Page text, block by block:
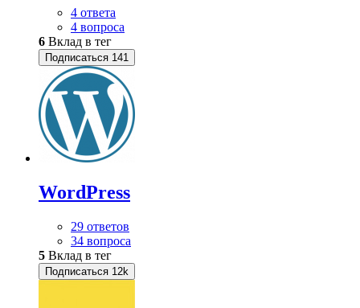
4 ответа
4 вопроса
6 Вклад в тег
Подписаться 141
WordPress
29 ответов
34 вопроса
5 Вклад в тег
Подписаться 12k